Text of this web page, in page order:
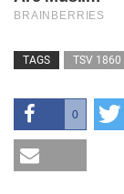
TAGS TSV 1860
0